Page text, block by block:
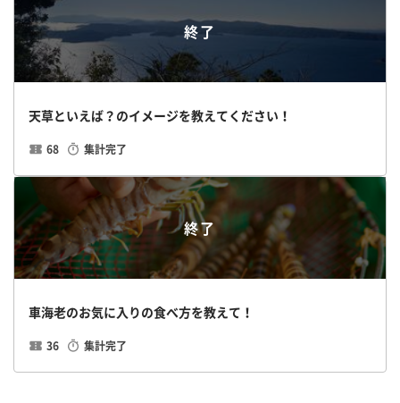
終了
天草といえば？のイメージを教えてください！
68 集計完了
終了
車海老のお気に入りの食べ方を教えて！
36 集計完了